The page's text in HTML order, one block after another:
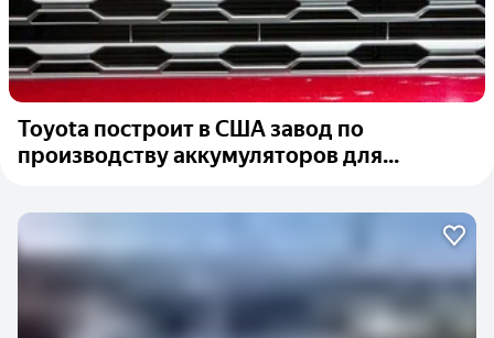
Toyota построит в США завод по
производству аккумуляторов для...